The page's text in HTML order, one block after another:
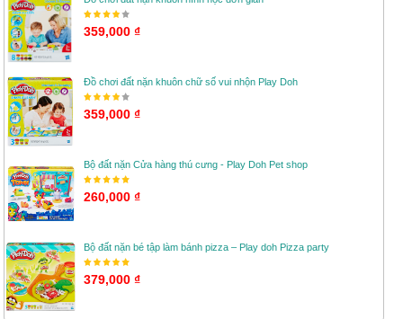
359,000 ₫
Đồ chơi đất nặn khuôn chữ số vui nhộn Play Doh
359,000 ₫
Bộ đất nặn Cửa hàng thú cưng - Play Doh Pet shop
260,000 ₫
Bộ đất nặn bé tập làm bánh pizza – Play doh Pizza party
379,000 ₫